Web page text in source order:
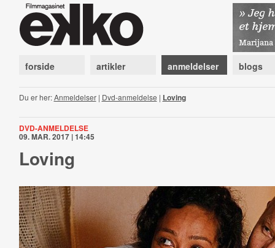
forside artikler anmeldelser blogs
Du er her:Anmeldelser| Dvd-anmeldelse | Loving
DVD-ANMELDELSE
09. MAR. 2017 | 14:45
Loving